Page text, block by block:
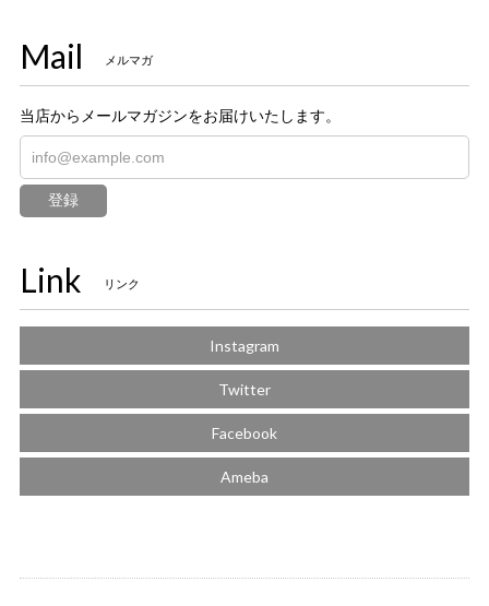
Mail メルマガ
当店からメールマガジンをお届けいたします。
登録
Link リンク
Instagram
Twitter
Facebook
Ameba